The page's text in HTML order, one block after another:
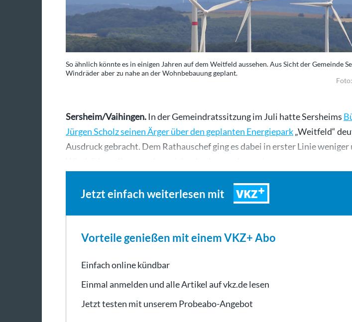
So ähnlich könnte es in einigen Jahren auf dem Weitfeld aussehen. Aus Sicht der Gemeinde
Windräder aber zu nahe an der Wohnbebauung geplant.
Sersheim/Vaihingen.In der Gemeindratssitzung im Juli hatte Sersheims
Jürgen Scholz seinen Ärger über den geplanten Energiepark„Weitfeld“
Ausdruck gebracht. Dem Rathauschef ging es dabei in erster Linie weniger
Jetzt einfach weiterlesen mit VKZ
Vorteile genießen mit einem VKZ+ Abo
Einfach online kündbar
Einmal anmelden und alle Artikel auf vkz.de lesen
Jetzt testen mit unserem Probeabo-Angebot